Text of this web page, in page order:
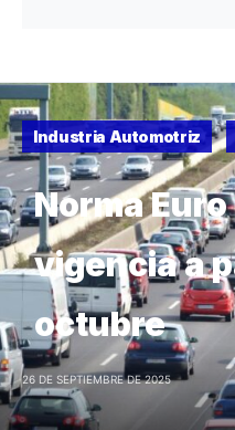
Industria Automotriz
Norma
vigencia a
octubre
26 DE SEPTIEMBRE DE 2025